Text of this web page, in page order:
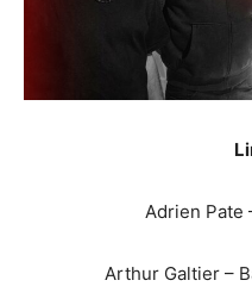
Adrien Pate
Arthur Galtier –